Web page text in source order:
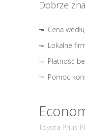
Dobrze
Cena
Lokalne
Płatność
Pomoc
Toyota Prius